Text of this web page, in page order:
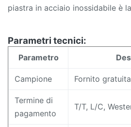
piastra in acciaio inossidabile è
Parametri tecnici:
Parametro
Campione Fornito
Termine di
pagamento
T/T, L/C,